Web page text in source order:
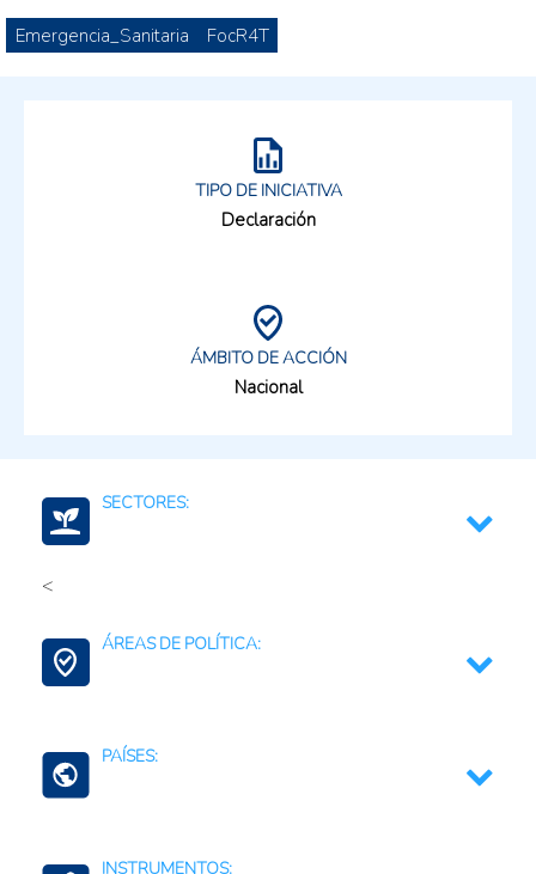
Emergencia_Sanitaria FocR4T
TIPO DE INICIATIVA
Declaración
ÁMBITO DE ACCIÓN
Nacional
SECTORES:
<
ÁREAS DE POLÍTICA:
PAÍSES:
INSTRUMENTOS: